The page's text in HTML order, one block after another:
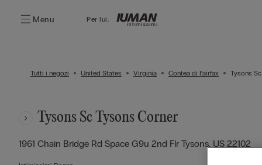
Menu Per lui:
Tutti i negozi United States Virginia Contea di Fairfax Tysons
Tysons Sc Tysons Corner
1961 Chain Bridge Rd Space G9u 2nd Flr Tysons, US 22102